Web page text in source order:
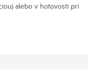
alebo v hotovosti pri